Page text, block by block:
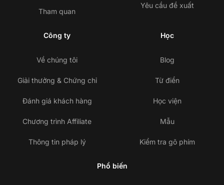
Tham quan
Yêu cầu đề xuất
Công ty
Về chúng tôi
Giải thưởng & Chứng chỉ
Đánh giá khách hàng
Chương trình Affiliate
Thông tin pháp lý
Học
Blog
Từ điển
Học viện
Mẫu
Kiểm tra gõ phím
Phổ biến